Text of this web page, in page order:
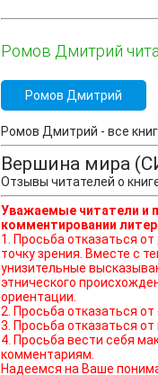
Ромов Дмитрий
Ромов Дмитрий
Ромов Дмитрий - все
Вершина мира
Отзывы читателей о
Уважаемые читатели и
комментировании
1. Просьба отказаться от дискриминационных
точку зрения. Вместе с
унизительные
этнического
ориентации.
2. Просьба отказаться от
3. Просьба отказаться от
4. Просьба вести себя
комментариям.
Надеемся на Ваше